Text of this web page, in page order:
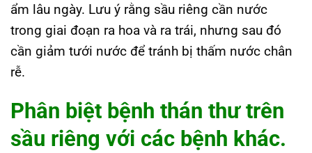
ẩm lâu ngày. Lưu ý rằng sầu riêng cần nước
trong giai đoạn ra hoa và ra trái, nhưng sau đó
cần giảm tưới nước để tránh bị thấm nước chân
rễ.
Phân biệt bệnh thán thư trên
sầu riêng với các bệnh khác.